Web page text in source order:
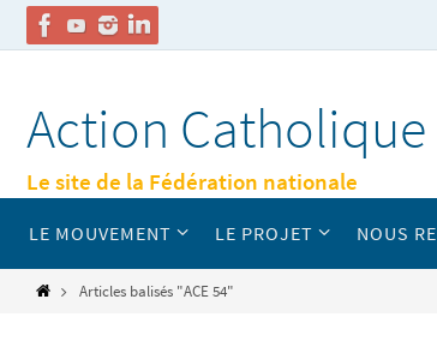
contenu
Action Catholique
Le site de la Fédération nationale
contenu
LE MOUVEMENT LE PROJET NOUS
HomeArticles balisés "ACE 54"